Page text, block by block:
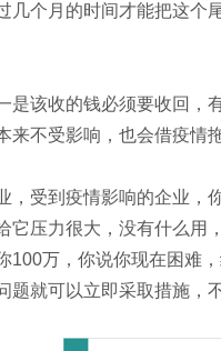
几个月的时间才能把这
该收的钱必须要收回，有
来不受影响，也会借疫情
到疫情影响的企业，你
它压力很大，没有什么用
100万，你说你现在困难
题就可以立即采取措施